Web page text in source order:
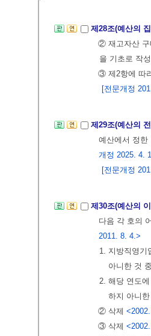
제28조(예산의
② 재고자산 구
을 기초로 작
③ 제2항에 따
[전문개정
제29조(예산의
예산에서 정한
개정 2025. 4.
[전문개정
제30조(예산의
다음 각 호의
2011. 8. 4.>
1. 지방직영기
아니한 것
2. 해당 연도
하지 아니
② 삭제
③ 삭제